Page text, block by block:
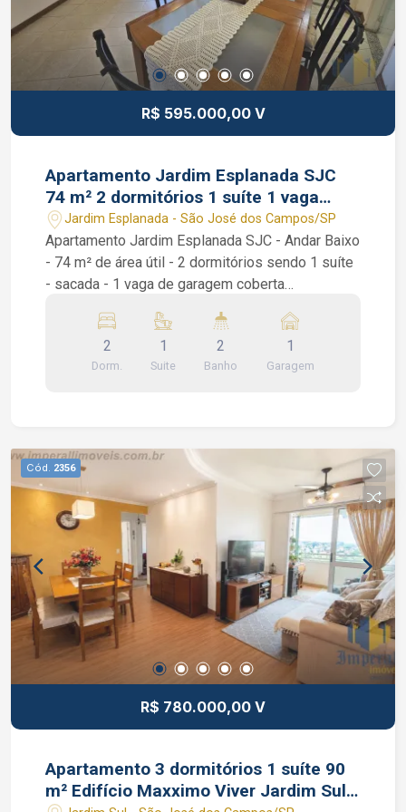
R$ 595.000,00 V
Apartamento Jardim Esplanada SJC
74 m² 2 dormitórios 1 suíte 1 vaga
garagem coberta
Jardim Esplanada - São José dos Campos/SP
Apartamento Jardim Esplanada SJC - Andar Baixo
- 74 m² de área útil - 2 dormitórios sendo 1 suíte
- sacada - 1 vaga de garagem coberta
dormitórios sendo 1 suíte com armário planejado,
sala de 2 ambientes com sacada, banheiro social,
lavabo, área de serviço e uma cozinha repleta de
CRECI 234.934 Whatsapp (12) 99668-3140
2
Dorm.
1
Suite
2
Banho
1
Garagem
Cód. 2356
R$ 780.000,00 V
Apartamento 3 dormitórios 1 suíte 90
m² Edifício Maxximo Viver Jardim Sul